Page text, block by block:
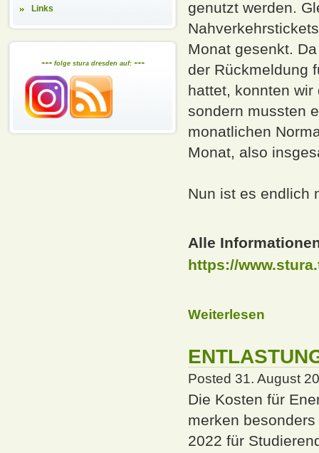
Links
+++ folge stura dresden auf: +++
genutzt werden.
Monat gesenkt.
der Rückmeldung
hattet, konnten
sondern mussten
monatlichen
Monat, also
Nun ist es endlich
Alle
https://
Weiterlesen
Posted 31. August
Die Kosten für
merken
2022 für